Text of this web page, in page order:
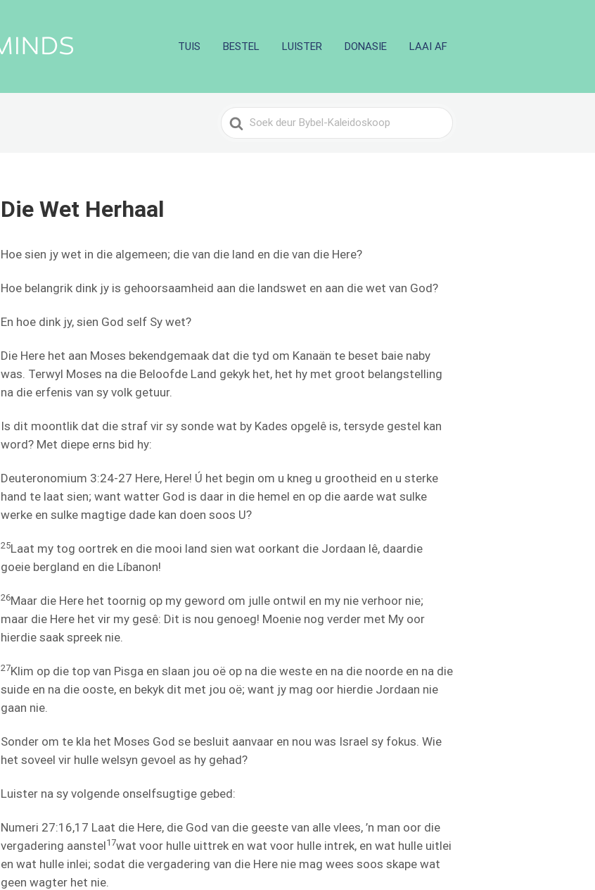
TUIS BESTEL LUISTER DONASIE LAAI AF
Search
For
Die Wet Herhaal
Hoe sien jy wet in die algemeen; die van die land en die van die Here?
Hoe belangrik dink jy is gehoorsaamheid aan die landswet en aan die wet van God?
En hoe dink jy, sien God self Sy wet?
Die Here het aan Moses bekendgemaak dat die tyd om Kanaän te beset baie naby
was. Terwyl Moses na die Beloofde Land gekyk het, het hy met groot belangstelling
na die erfenis van sy volk getuur.
Is dit moontlik dat die straf vir sy sonde wat by Kades opgelê is, tersyde gestel kan
word? Met diepe erns bid hy:
Deuteronomium 3:24-27 Here, Here! Ú het begin om u kneg u grootheid en u sterke
hand te laat sien; want watter God is daar in die hemel en op die aarde wat sulke
werke en sulke magtige dade kan doen soos U?
25Laat my tog oortrek en die mooi land sien wat oorkant die Jordaan lê, daardie
goeie bergland en die Líbanon!
26Maar die Here het toornig op my geword om julle ontwil en my nie verhoor nie;
maar die Here het vir my gesê: Dit is nou genoeg! Moenie nog verder met My oor
hierdie saak spreek nie.
27Klim op die top van Pisga en slaan jou oë op na die weste en na die noorde en na die
suide en na die ooste, en bekyk dit met jou oë; want jy mag oor hierdie Jordaan nie
gaan nie.
Sonder om te kla het Moses God se besluit aanvaar en nou was Israel sy fokus. Wie
het soveel vir hulle welsyn gevoel as hy gehad?
Luister na sy volgende onselfsugtige gebed:
Numeri 27:16,17 Laat die Here, die God van die geeste van alle vlees, ’n man oor die
vergadering aanstel17wat voor hulle uittrek en wat voor hulle intrek, en wat hulle uitlei
en wat hulle inlei; sodat die vergadering van die Here nie mag wees soos skape wat
geen wagter het nie.